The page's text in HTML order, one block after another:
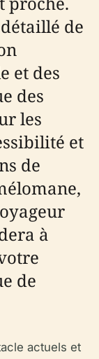
de
et des
des
les
et
de
à
de
actuels et